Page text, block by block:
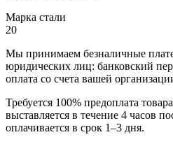
Марка стали
20
Мы принимаем безналичные
юридических лиц: банковский
оплата со счета вашей
Требуется 100% предоплата
выставляется в течение 4 часов
оплачивается в срок 1–3 дня.